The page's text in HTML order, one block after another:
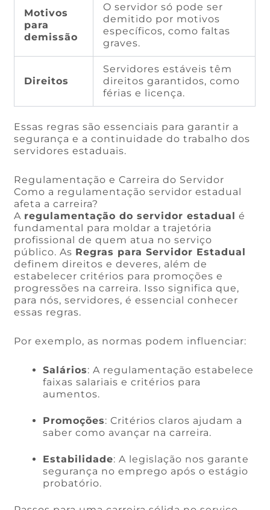
Motivos
para
demissão
O servidor só pode ser
demitido por motivos
específicos, como faltas
graves.
Direitos
Servidores estáveis têm
direitos garantidos, como
férias e licença.
Essas regras são essenciais para garantir a
segurança e a continuidade do trabalho dos
servidores estaduais.
Regulamentação e Carreira do Servidor
Como a regulamentação servidor estadual
afeta a carreira?
A regulamentação do servidor estadual é
fundamental para moldar a trajetória
profissional de quem atua no serviço
público. As Regras para Servidor Estadual
definem direitos e deveres, além de
estabelecer critérios para promoções e
progressões na carreira. Isso significa que,
para nós, servidores, é essencial conhecer
essas regras.
Por exemplo, as normas podem influenciar:
Salários: A regulamentação estabelece
faixas salariais e critérios para
aumentos.
Promoções: Critérios claros ajudam a
saber como avançar na carreira.
Estabilidade: A legislação nos garante
segurança no emprego após o estágio
probatório.